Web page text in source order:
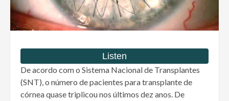
De acordo com o Sistema Nacional de Transplantes
(SNT), o número de pacientes para transplante de
córnea quase triplicou nos últimos dez anos. De